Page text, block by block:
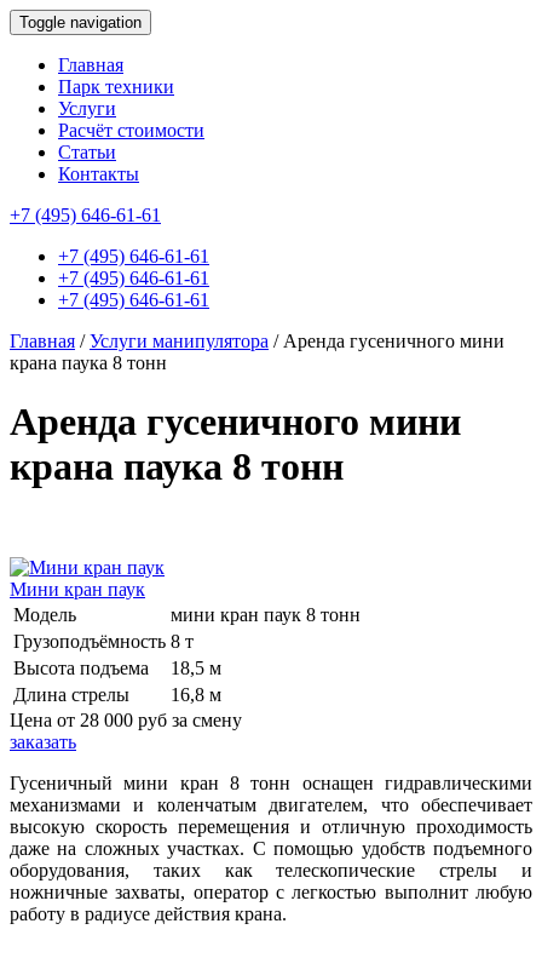
Toggle navigation
Главная
Парк техники
Услуги
Расчёт стоимости
Статьи
Контакты
id this page is: 47487
+7 (495) 646-61-61
+7 (495) 646-61-61
+7 (495) 646-61-61
+7 (495) 646-61-61
Главная /Услуги манипулятора / Аренда гусеничного мини
крана паука 8 тонн
Аренда гусеничного мини
крана паука 8 тонн
Мини кран паук
Модель
мини кран паук 8 тонн
Грузоподъёмность 8 т
Высота подъема
18,5 м
Длина стрелы
16,8 м
Цена от 28 000 руб за смену
заказать
Гусеничный мини кран 8 тонн оснащен гидравлическими
механизмами и коленчатым двигателем, что обеспечивает
высокую скорость перемещения и отличную проходимость
даже на сложных участках. С помощью удобств подъемного
оборудования, таких как телескопические стрелы и
ножничные захваты, оператор с легкостью выполнит любую
работу в радиусе действия крана.